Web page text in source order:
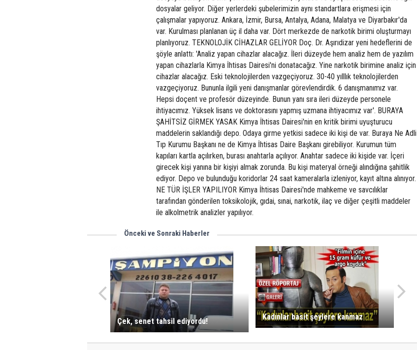
dosyalar geliyor. Diğer yerlerdeki şubelerimizin aynı standartlara erişmesi için
çalışmalar yapıyoruz. Ankara, İzmir, Bursa, Antalya, Adana, Malatya ve Diyarbakır'da
var. Kurulması planlanan üç il daha var. Dört merkezde de narkotik birimi oluşturmayı
planlıyoruz. TEKNOLOJİK CİHAZLAR GELİYOR Doç. Dr. Aşırıdizar yeni hedeflerini de
şöyle anlattı: 'Analiz yapan cihazlar alacağız. İleri düzeyde hem analiz hem de yazılım
yapan cihazlarla Kimya İhtisas Dairesi'ni donatacağız. Yine narkotik birimine analiz için
cihazlar alacağız. Eski teknolojilerden vazgeçiyoruz. 30-40 yılllık teknolojilerden
vazgeçiyoruz. Bununla ilgili yeni danışmanlar görevlendirdik. 6 danışmanımız var.
Hepsi doçent ve profesör düzeyinde. Bunun yanı sıra ileri düzeyde personele
ihtiyacımız. Yüksek lisans ve doktorasını yapmış uzmana ihtiyacımız var'. BURAYA
ŞAHİTSİZ GİRMEK YASAK Kimya İhtisas Dairesi'nin en kritik birimi uyuşturucu
maddelerin saklandığı depo. Odaya girme yetkisi sadece iki kişi de var. Buraya Ne Adli
Tıp Kurumu Başkanı ne de Kimya İhtisas Daire Başkanı girebiliyor. Kurumun tüm
kapıları kartla açılırken, burası anahtarla açılıyor. Anahtar sadece iki kişide var. İçeri
girecek kişi yanına bir kişiyi almak zorunda. Bu kişi materyal örneği alındığına şahitlik
ediyor. Depo ve bulunduğu koridorlar 24 saat kameralarla izleniyor, kayıt altına alınıyor.
NE TÜR İŞLER YAPILIYOR Kimya İhtisas Dairesi'nde mahkeme ve savcılıklar
tarafından gönderilen toksikolojik, gıdai, sınai, narkotik, ilaç ve diğer çeşitli maddeler
ile alkolmetrik analizler yapılıyor.
Önceki ve Sonraki Haberler
Çek, senet tahsil ediyordu! Kadınlar basit şeylere kanmaz